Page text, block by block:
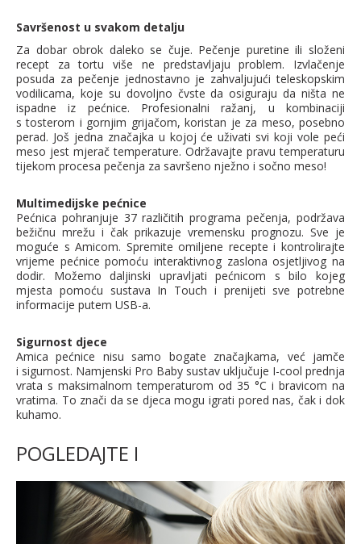
Savršenost u svakom detalju
Za dobar obrok daleko se čuje. Pečenje puretine ili složeni
recept za tortu više ne predstavljaju problem. Izvlačenje
posuda za pečenje jednostavno je zahvaljujući teleskopskim
vodilicama, koje su dovoljno čvste da osiguraju da ništa ne
ispadne iz pećnice. Profesionalni ražanj, u kombinaciji
s tosterom i gornjim grijačom, koristan je za meso, posebno
perad. Još jedna značajka u kojoj će uživati svi koji vole peći
meso jest mjerač temperature. Održavajte pravu temperaturu
tijekom procesa pečenja za savršeno nježno i sočno meso!
Multimedijske pećnice
Pećnica pohranjuje 37 različitih programa pečenja, podržava
bežičnu mrežu i čak prikazuje vremensku prognozu. Sve je
moguće s Amicom. Spremite omiljene recepte i kontrolirajte
vrijeme pećnice pomoću interaktivnog zaslona osjetljivog na
dodir. Možemo daljinski upravljati pećnicom s bilo kojeg
mjesta pomoću sustava In Touch i prenijeti sve potrebne
informacije putem USB-a.
Sigurnost djece
Amica pećnice nisu samo bogate značajkama, već jamče
i sigurnost. Namjenski Pro Baby sustav uključuje I-cool prednja
vrata s maksimalnom temperaturom od 35 °C i bravicom na
vratima. To znači da se djeca mogu igrati pored nas, čak i dok
kuhamo.
POGLEDAJTE I